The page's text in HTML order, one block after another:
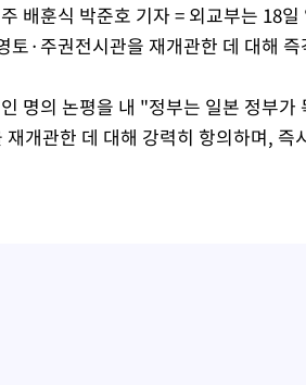
배훈식 박준호 기자 = 외교부는 18
토·주권전시관을 재개관한 데 대해
명의 논평을 내 "정부는 일본 정부
개관한 데 대해 강력히 항의하며,